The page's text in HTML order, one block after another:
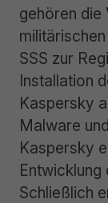
gehören die
SSS zur
Installation
Kaspersky
Malware
Kaspersky
Entwicklung
Schließlich